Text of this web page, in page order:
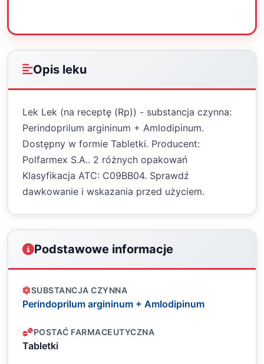
Opis leku
Lek Lek (na receptę (Rp)) - substancja czynna:
Perindoprilum argininum + Amlodipinum.
Dostępny w formie Tabletki. Producent:
Polfarmex S.A.. 2 różnych opakowań
Klasyfikacja ATC: C09BB04. Sprawdź
dawkowanie i wskazania przed użyciem.
Podstawowe informacje
SUBSTANCJA CZYNNA
Perindoprilum argininum + Amlodipinum
POSTAĆ FARMACEUTYCZNA
Tabletki